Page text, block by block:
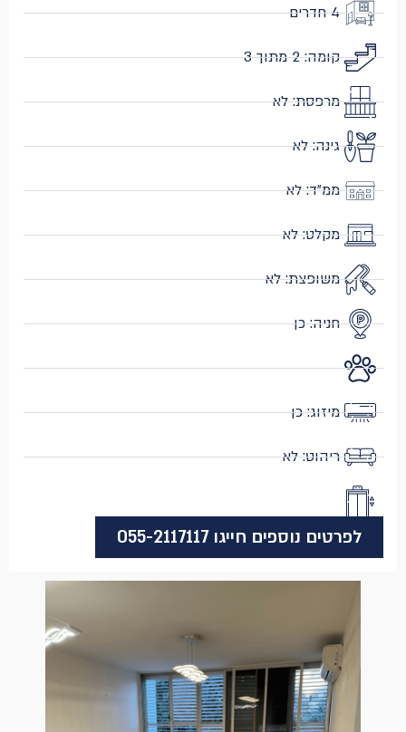
4 חדרים
קומה: 2 מתוך 3
מרפסת: לא
גינה: לא
ממ״ד: לא
מקלט: לא
משופצת: לא
חניה: כן
מיזוג: כן
ריהוט: לא
לפרטים נוספים חייגו 055-2117117